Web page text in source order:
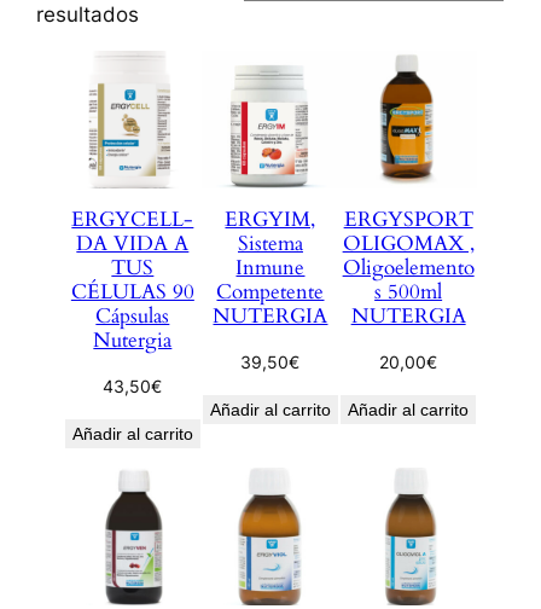
resultados
ERGYCELL-
DA VIDA A
TUS
CÉLULAS 90
Cápsulas
Nutergia
43,50€
Añadir al carrito
ERGYIM,
Sistema
Inmune
Competente
NUTERGIA
39,50€
Añadir al carrito
ERGYSPORT
OLIGOMAX ,
Oligoelemento
s 500ml
NUTERGIA
20,00€
Añadir al carrito